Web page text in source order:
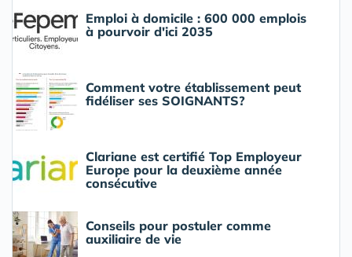
Emploi à domicile : 600 000 emplois
à pourvoir d'ici 2035
Comment votre établissement peut
fidéliser ses SOIGNANTS?
Clariane est certifié Top Employeur
Europe pour la deuxième année
consécutive
Conseils pour postuler comme
auxiliaire de vie